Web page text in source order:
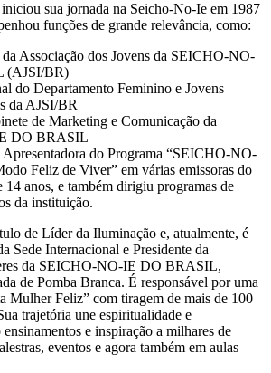
sua jornada na Seicho-No-Ie em 1987
funções de grande relevância, como:
Associação dos Jovens da SEICHO-NO-
(AJSI/BR)
do Departamento Feminino e Jovens
da AJSI/BR
de Marketing e Comunicação da
DO BRASIL
do Programa “SEICHO-NO-
Feliz de Viver” em várias emissoras do
14 anos, e também dirigiu programas de
da instituição.
de Líder da Iluminação e, atualmente, é
Sede Internacional e Presidente da
da SEICHO-NO-IE DO BRASIL,
de Pomba Branca. É responsável por uma
Mulher Feliz” com tiragem de mais de 100
trajetória une espiritualidade e
e inspiração a milhares de
eventos e agora também em aulas